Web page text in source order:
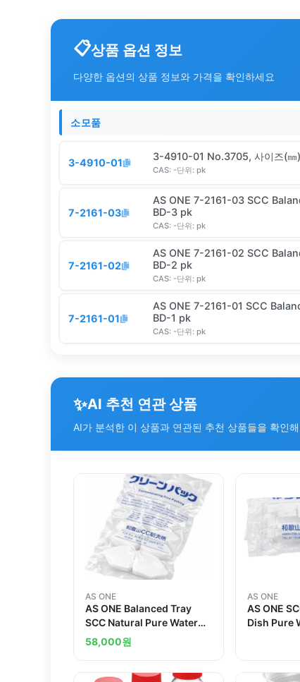
상품 옵션 정보
다양한 옵션의 상품 정보와 가격을 확인하세요
소모품
3-4910-01
3-4910-01 No.3705, 사이즈(
CAS: -단위: pk
7-2161-03
AS ONE 7-2161-03 SCC
BD-3 pk
CAS: -단위: pk
7-2161-02
AS ONE 7-2161-02 SCC
BD-2 pk
CAS: -단위: pk
7-2161-01
AS ONE 7-2161-01 SCC
BD-1 pk
CAS: -단위: pk
✨AI 추천 연관 상품
AI가 분석한 이 상품과 연관된 추천 상품들을 확인
AS ONE
AS ONE Balanced Tray
SCC Natural Pure Water
Washing Processed and
others
58,000원
AS ONE
AS ONE
Dish Pure